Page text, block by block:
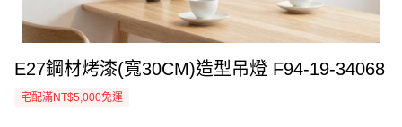
E27鋼材烤漆(寬30CM)造型吊燈 F94-19-34068
宅配滿NT$5,000免運